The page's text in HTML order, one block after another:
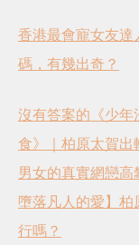
香港最會寵女友達
碼，有幾出奇？
沒有答案的《少年
食》｜柏原太賀出
男女的真實網戀高
墮落凡人的愛】柏
行嗎？